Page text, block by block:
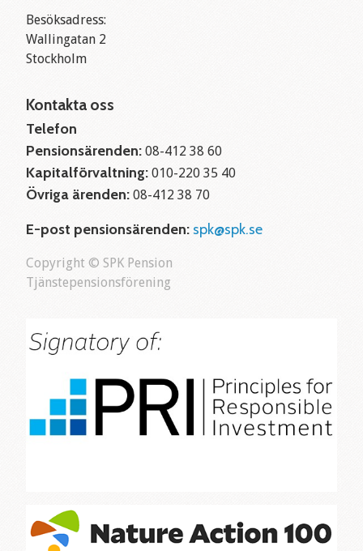
Besöksadress:
Wallingatan 2
Stockholm
Kontakta oss
Telefon
Pensionsärenden: 08-412 38 60
Kapitalförvaltning: 010-220 35 40
Övriga ärenden: 08-412 38 70
E-post pensionsärenden: spk@spk.se
Copyright © SPK Pension
Tjänstepensionsförening